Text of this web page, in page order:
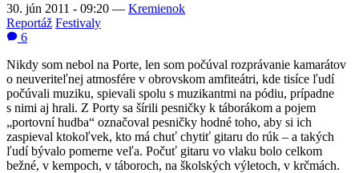
30. jún 2011 - 09:20 — Kremienok
Reportáž Festivaly
6
Nikdy som nebol na Porte, len som počúval rozprávanie kamarátov
o neuveriteľnej atmosfére v obrovskom amfiteátri, kde tisíce ľudí
počúvali muziku, spievali spolu s muzikantmi na pódiu, prípadne
s nimi aj hrali. Z Porty sa šírili pesničky k táborákom a pojem
„portovní hudba“ označoval pesničky hodné toho, aby si ich
zaspieval ktokoľvek, kto má chuť chytiť gitaru do rúk – a takých
ľudí bývalo pomerne veľa. Počuť gitaru vo vlaku bolo celkom
bežné, v kempoch, v táboroch, na školských výletoch, v krčmách.